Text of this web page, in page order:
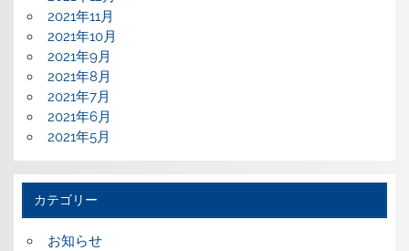
2021年11月
2021年10月
2021年9月
2021年8月
2021年7月
2021年6月
2021年5月
カテゴリー
お知らせ